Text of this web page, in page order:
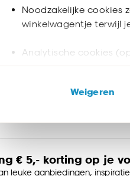
Noodzakelijke cookies
winkelwagentje terwijl
Analytische cookies
ook buiten de
Klik op ‘Ja, alles
Weigeren
€ 5,- korting op je
leuke aanbiedingen,